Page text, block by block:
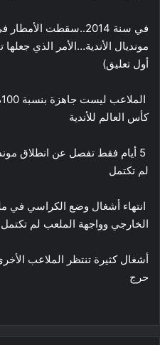
في سنة 2014..سقطت
مونديال الأندية…الأمر الذي
أول تعليق)
كأس العالم للأندية
5 أيام فقط تفصل عن انطلاق
لم تكتمل
انتهاء أشغال وضع الكراسي في
الخارجي وواجهة الملعب لم
أشغال كثيرة تنتظر الملاعب
حرج